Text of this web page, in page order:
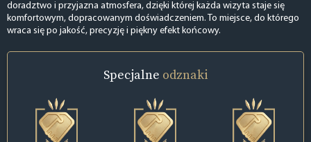
doradztwo i przyjazna atmosfera, dzięki której każda wizyta staje się
komfortowym, dopracowanym doświadczeniem. To miejsce, do którego
wraca się po jakość, precyzję i piękny efekt końcowy.
Specjalne odznaki